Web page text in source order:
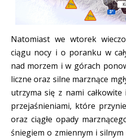
Natomiast we wtorek
ciągu nocy i o poranku w
nad morzem i w górach
liczne oraz silne marznące
utrzyma się z nami
przejaśnieniami, które
oraz ciągłe opady
śniegiem o zmiennym i